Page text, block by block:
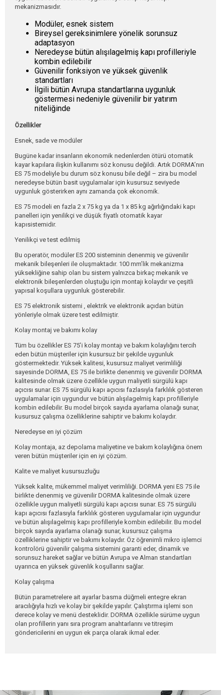
Kurumsal
Hizmet
Proje
İletişim
SBR Kapı Sistemleri
Horozluhan Mh. Saraycık Sk.
No:56
Selçuklu / KONYA
mekanizmasıdır.
Modüler, esnek sistem
Bireysel gereksinimlere yönelik sorunsuz
adaptasyon
Neredeyse bütün alışılagelmiş kapı profilleriyle
kombin edilebilir
Güvenilir fonksiyon ve yüksek güvenlik
standartları
İlgili bütün Avrupa standartlarına uygunluk
göstermesi nedeniyle güvenilir bir yatırım
niteliğinde
Özellikler
Esnek, sade ve modüler
Bugüne kadar insanların ekonomik nedenlerden ötürü otomatik
kayar kapılara ilişkin kullanımı söz konusu değildi. Artık DORMA’nın
ES 75 modeliyle bu durum söz konusu bile değil – zira bu model
neredeyse bütün basit uygulamalar için kusursuz seviyede
uygunluk gösterirken aynı zamanda çok ekonomik.
ES 75 modeli en fazla 2 x 75 kg ya da 1 x 85 kg ağırlığındaki kapı
panelleri için yenilikçi ve düşük fiyatlı otomatik kayar
kapısistemidir.
Yenilikçi ve test edilmiş
Bu operatör, modüler ES 200 sisteminin denenmiş ve güvenilir
mekanik bileşenleri ile oluşmaktadır. 100 mm’lik mekanizma
yüksekliğine sahip olan bu sistem yalnızca birkaç mekanik ve
elektronik bileşenlerden oluştuğu için montajı kolaydır ve çeşitli
yapısal koşullara uygunluk gösterebilir.
ES 75 elektronik sistemi , elektrik ve elektronik açıdan bütün
yönleriyle olmak üzere test edilmiştir.
Kolay montaj ve bakımı kolay
Tüm bu özellikler ES 75’i kolay montajı ve bakım kolaylığını tercih
eden bütün müşteriler için kusursuz bir şekilde uygunluk
göstermektedir. Yüksek kalitesi, kusursuz maliyet verimliliği
sayesinde DORMA, ES 75 ile birlikte denenmiş ve güvenilir DORMA
kalitesinde olmak üzere özellikle uygun maliyetli sürgülü kapı
açıcısı sunar. ES 75 sürgülü kapı açıcısı fazlasıyla farklılık gösteren
uygulamalar için uygundur ve bütün alışılagelmiş kapı profilleriyle
kombin edilebilir. Bu model birçok sayıda ayarlama olanağı sunar,
kusursuz çalışma özelliklerine sahiptir ve bakımı kolaydır.
Neredeyse en iyi çözüm
Kolay montaja, az depolama maliyetine ve bakım kolaylığına önem
veren bütün müşteriler için en iyi çözüm.
Kalite ve maliyet kusursuzluğu
Yüksek kalite, mükemmel maliyet verimliliği. DORMA yeni ES 75 ile
birlikte denenmiş ve güvenilir DORMA kalitesinde olmak üzere
özellikle uygun maliyetli sürgülü kapı açıcısı sunar. ES 75 sürgülü
kapı açıcısı fazlasıyla farklılık gösteren uygulamalar için uygundur
ve bütün alışılagelmiş kapı profilleriyle kombin edilebilir. Bu model
birçok sayıda ayarlama olanağı sunar, kusursuz çalışma
özelliklerine sahiptir ve bakımı kolaydır. Öz öğrenimli mikro işlemci
kontrolörü güvenilir çalışma sistemini garanti eder, dinamik ve
sorunsuz hareket sağlar ve bütün Avrupa ve Alman standartları
uyarınca en yüksek güvenlik koşullarını sağlar.
Kolay çalışma
Bütün parametrelere ait ayarlar basma düğmeli entegre ekran
aracılığıyla hızlı ve kolay bir şekilde yapılır. Çalıştırma işlemi son
derece kolay ve menü desteklidir. DORMA özellikle sürüme uygun
olan profillerin yanı sıra program anahtarlarını ve titreşim
göndericilerini en uygun ek parça olarak ikmal eder.